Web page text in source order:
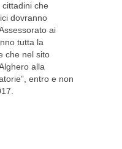
che
dovranno
ai
tutta la
che nel sito
alla
entro e non